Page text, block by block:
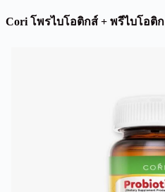
Cori โพรไบโอติกส์ + พรีไบโอติก